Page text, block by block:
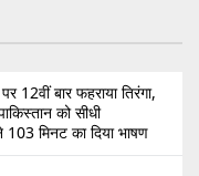
12वीं बार फहराया तिरंगा,
को सीधी
मिनट का दिया भाषण